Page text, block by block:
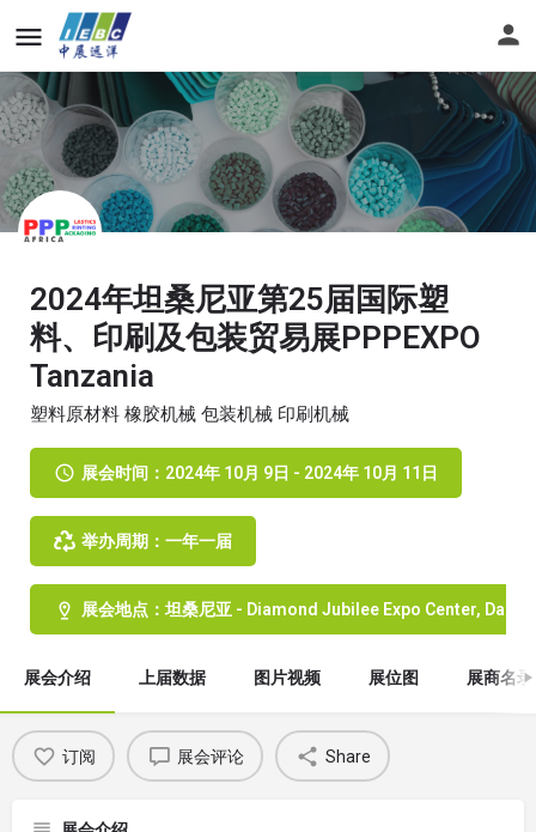
2024年坦桑尼亚第25届国际塑
料、印刷及包装贸易展PPPEXPO
Tanzania
塑料原材料 橡胶机械 包装机械 印刷机械
展会时间：2024年 10月 9日 - 2024年 10月 11日
举办周期：一年一届
展会地点：坦桑尼亚 - Diamond Jubilee Expo Center, Dar
展会介绍 上届数据 图片视频 展位图 展商名录
订阅 展会评论 Share